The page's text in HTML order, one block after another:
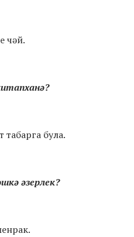
чәй.
табарга була.
әзерлек?